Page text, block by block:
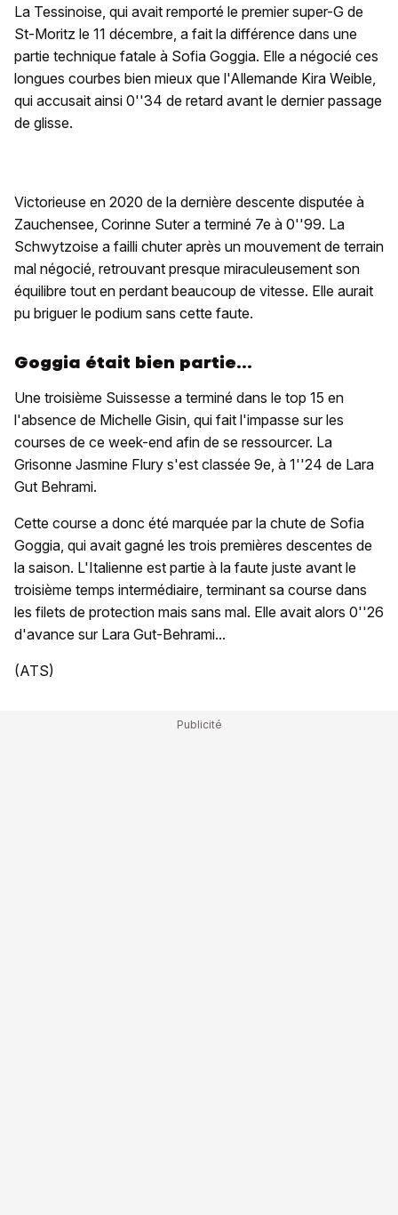
La Tessinoise, qui avait remporté le premier super-G de
St-Moritz le 11 décembre, a fait la différence dans une
partie technique fatale à Sofia Goggia. Elle a négocié ces
longues courbes bien mieux que l'Allemande Kira Weible,
qui accusait ainsi 0''34 de retard avant le dernier passage
de glisse.
Victorieuse en 2020 de la dernière descente disputée à
Zauchensee, Corinne Suter a terminé 7e à 0''99. La
Schwytzoise a failli chuter après un mouvement de terrain
mal négocié, retrouvant presque miraculeusement son
équilibre tout en perdant beaucoup de vitesse. Elle aurait
pu briguer le podium sans cette faute.
Goggia était bien partie...
Une troisième Suissesse a terminé dans le top 15 en
l'absence de Michelle Gisin, qui fait l'impasse sur les
courses de ce week-end afin de se ressourcer. La
Grisonne Jasmine Flury s'est classée 9e, à 1''24 de Lara
Gut Behrami.
Cette course a donc été marquée par la chute de Sofia
Goggia, qui avait gagné les trois premières descentes de
la saison. L'Italienne est partie à la faute juste avant le
troisième temps intermédiaire, terminant sa course dans
les filets de protection mais sans mal. Elle avait alors 0''26
d'avance sur Lara Gut-Behrami...
(ATS)